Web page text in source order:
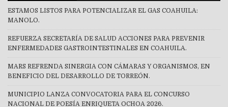
ESTAMOS LISTOS PARA POTENCIALIZAR EL GAS COAHUILA:
MANOLO.
REFUERZA SECRETARÍA DE SALUD ACCIONES PARA PREVENIR
ENFERMEDADES GASTROINTESTINALES EN COAHUILA.
MARS REFRENDA SINERGIA CON CÁMARAS Y ORGANISMOS, EN
BENEFICIO DEL DESARROLLO DE TORREÓN.
MUNICIPIO LANZA CONVOCATORIA PARA EL CONCURSO
NACIONAL DE POESÍA ENRIQUETA OCHOA 2026.